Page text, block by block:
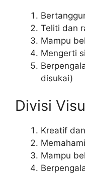
Teliti dan
Mampu
Mengerti
disukai)
Divisi
Kreatif
Mampu